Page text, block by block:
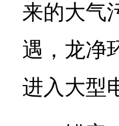
来的大气
遇，龙净
进入大型